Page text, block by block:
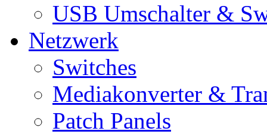
USB Umschalter &
Netzwerk
Switches
Mediakonverter &
Patch Panels